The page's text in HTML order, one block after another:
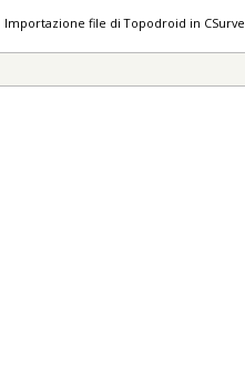
Importazione file di Topodroid in